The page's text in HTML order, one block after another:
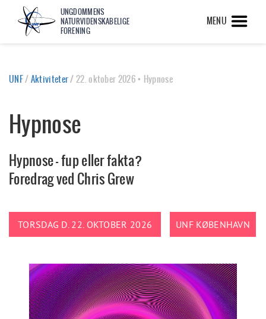
UNGDOMMENS
NATURVIDENSKABELIGE
FORENING
MENU
UNF/Aktiviteter/22. oktober 2026 • Hypnose
Hypnose
Hypnose – fup eller fakta?
Foredrag ved Chris Grew
TORSDAG D. 22. OKTOBER 2026 UNF KØBENHAVN